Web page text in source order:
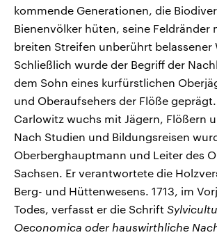
kommende Generationen, die
Bienenvölker hüten, seine Feldränder
breiten Streifen unberührt belassener
Schließlich wurde der Begriff der
dem Sohn eines kurfürstlichen
und Oberaufsehers der Flöße
Carlowitz wuchs mit Jägern, Flößern
Nach Studien und Bildungsreisen
Oberberghauptmann und Leiter des
Sachsen. Er verantwortete die
Berg- und Hüttenwesens. 1713, im
Todes, verfasst er die Schrift
Oeconomica oder hauswirthliche